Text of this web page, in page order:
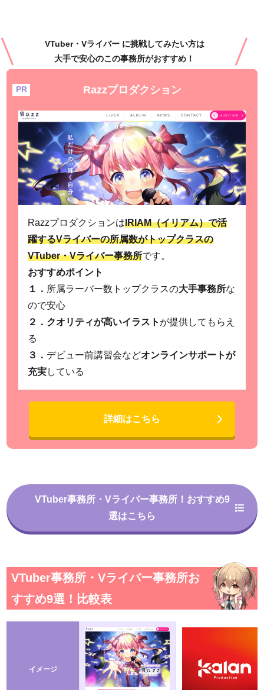
VTuber・Vライバー に挑戦してみたい方は
大手で安心のこの事務所がおすすめ！
Razzプロダクション
RazzプロダクションはIRIAM（イリアム）で活
躍するVライバーの所属数がトップクラスの
VTuber・Vライバー事務所です。
おすすめポイント
１． 所属ラーバー数トップクラスの大手事務所な
ので安心
２． クオリティが高いイラスト が提供してもらえ
る
３． デビュー前講習会などオンラインサポートが
充実している
詳細はこちら
VTuber事務所・Vライバー事務所！おすすめ9
選はこちら
VTuber事務所・Vライバー事務所お
すすめ9選！比較表
イメージ